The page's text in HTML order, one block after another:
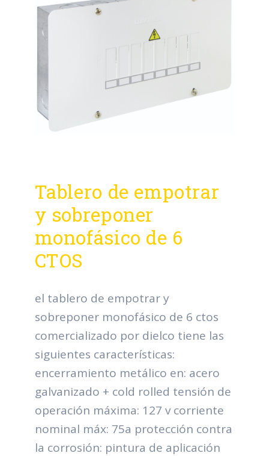
Tablero de empotrar
y sobreponer
monofásico de 6
CTOS
el tablero de empotrar y
sobreponer monofásico de 6 ctos
comercializado por dielco tiene las
siguientes características:
encerramiento metálico en: acero
galvanizado + cold rolled tensión de
operación máxima: 127 v corriente
nominal máx: 75a protección contra
la corrosión: pintura de aplicación